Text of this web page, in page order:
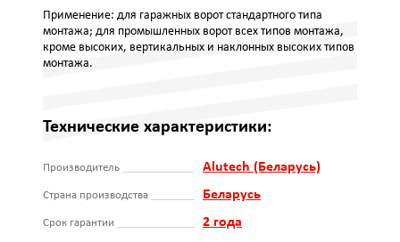
Применение: для гаражных ворот стандартного типа
монтажа; для промышленных ворот всех типов монтажа,
кроме высоких, вертикальных и наклонных высоких типов
монтажа.
Технические характеристики:
Производитель Alutech (Беларусь)
Страна производства Беларусь
Срок гарантии 2 года